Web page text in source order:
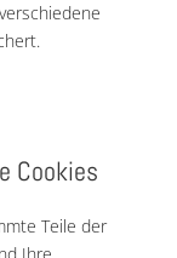
Cookies
Teile der